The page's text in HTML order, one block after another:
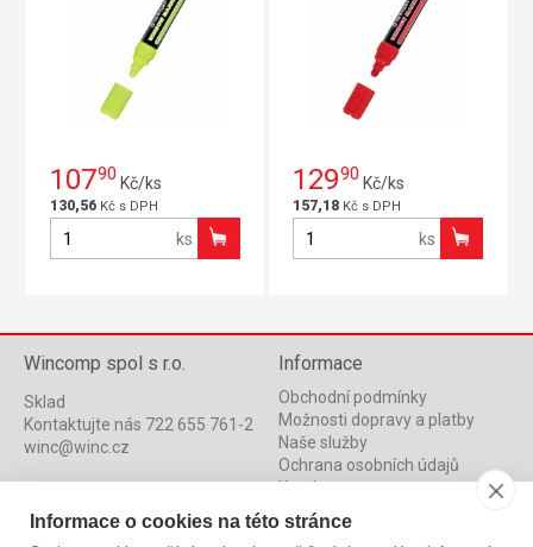
10790 Kč/ks
130,56 Kč s DPH
ks
12990 Kč/ks
157,18 Kč s DPH
ks
Wincomp spol s r.o.
Sklad
Kontaktujte nás 722 655 761-2
winc@winc.cz
CTPark HK A2
Informace
Obchodní podmínky
Možnosti dopravy a platby
Naše služby
Ochrana osobních údajů
Katalog
Novinky
Akce
Informace o cookies na této stránce